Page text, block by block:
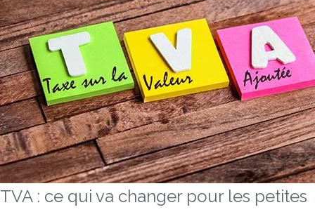
TVA : ce qui va changer pour les petites